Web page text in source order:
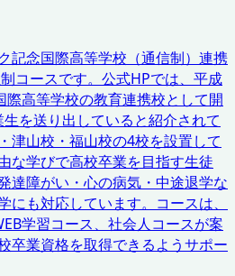
記念国際高等学校（通信制）連携
コースです。公式HPでは、平成
高等学校の教育連携校として開
を送り出していると紹介されて
津山校・福山校の4校を設置して
な学びで高校卒業を目指す生徒
達障がい・心の病気・中途退学な
にも対応しています。コースは、
学習コース、社会人コースが案
卒業資格を取得できるようサポー